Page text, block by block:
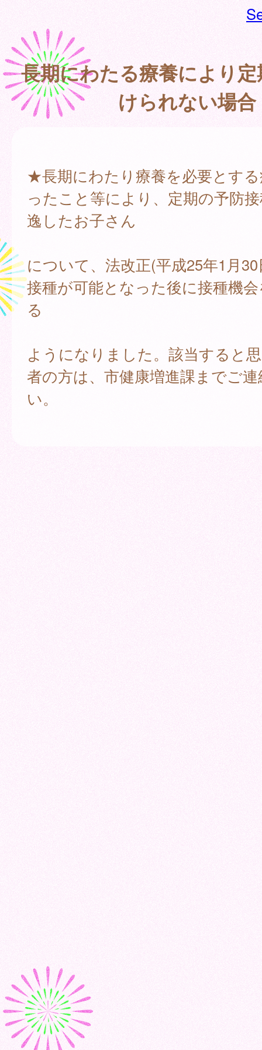
長期にわたる療養により
けられない場合
★長期にわたり療養を必要とす
ったこと等により、定期の予防
逸したお子さん
について、法改正(平成25年1月
接種が可能となった後に接種機
る
ようになりました。該当すると
者の方は、市健康増進課までご
い。